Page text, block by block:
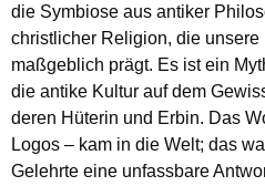
die Symbiose aus antiker
christlicher Religion, die
maßgeblich prägt. Es ist ein
die antike Kultur auf dem
deren Hüterin und Erbin. Das
Logos – kam in die Welt; das
Gelehrte eine unfassbare